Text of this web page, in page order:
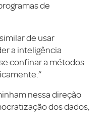
de
de usar
a inteligência
confinar a métodos
nessa direção
dos dados,